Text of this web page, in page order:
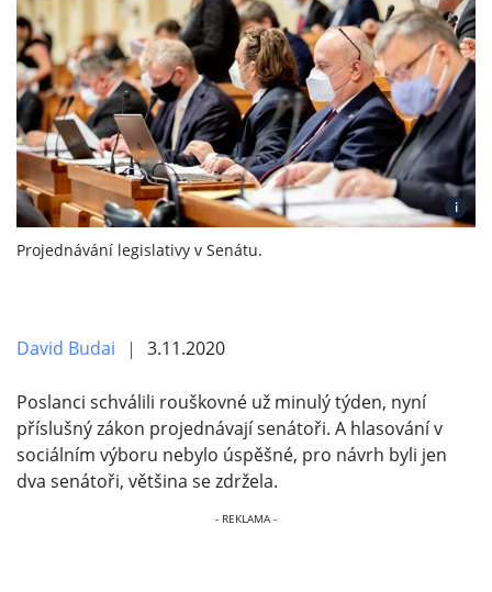
i
Projednávání legislativy v Senátu.
David Budai 3.11.2020
Poslanci schválili rouškovné už minulý týden, nyní
příslušný zákon projednávají senátoři. A hlasování v
sociálním výboru nebylo úspěšné, pro návrh byli jen
dva senátoři, většina se zdržela.